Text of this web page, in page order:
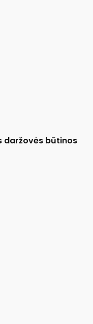
daržovės būtinos